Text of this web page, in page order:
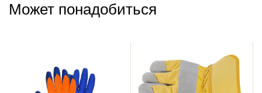
Может понадобиться